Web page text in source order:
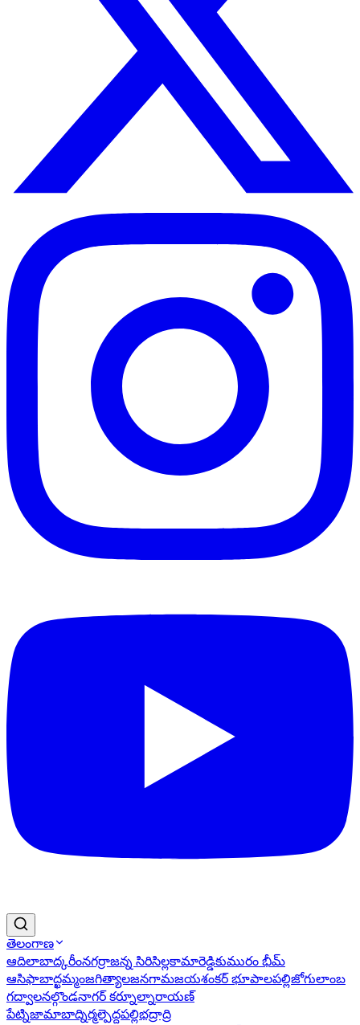
తెలంగాణ
ఆదిలాబాద్కరీంనగర్రాజన్న సిరిసిల్లకామారెడ్డికుమురం భీమ్
ఆసిఫాబాద్ఖమ్మంజగిత్యాలజనగామజయశంకర్ భూపాలపల్లిజోగులాంబ
గద్వాలనల్గొండనాగర్ కర్నూల్నారాయణ్
పేట్నిజామాబాద్నిర్మల్పెద్దపల్లిభద్రాద్రి